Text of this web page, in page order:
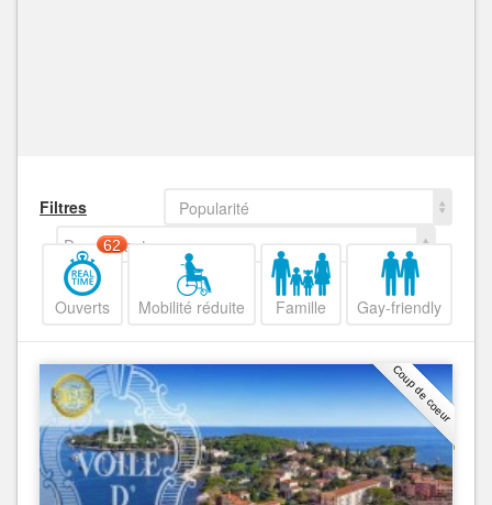
Filtres
Popularité
Decroissant
Ouverts
62
Mobilité réduite Famille Gay-friendly
Coup de coeur